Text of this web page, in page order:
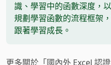
識、學習中的函數深度，
規劃學習函數的流程框架
跟著學習成長。
更多關於「國內外 Excel 認